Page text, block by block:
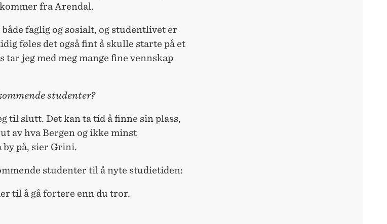
fra Arendal.
faglig og sosialt, og studentlivet er
føles det også fint å skulle starte på et
jeg med meg mange fine vennskap
studenter?
til slutt. Det kan ta tid å finne sin plass,
av hva Bergen og ikke minst
på, sier Grini.
studenter til å nyte studietiden:
til å gå fortere enn du tror.